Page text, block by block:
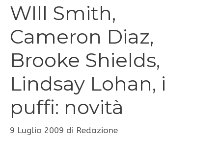
WIll Smith,
Cameron Diaz,
Brooke Shields,
Lindsay Lohan, i
puffi: novità
9 Luglio 2009 di Redazione